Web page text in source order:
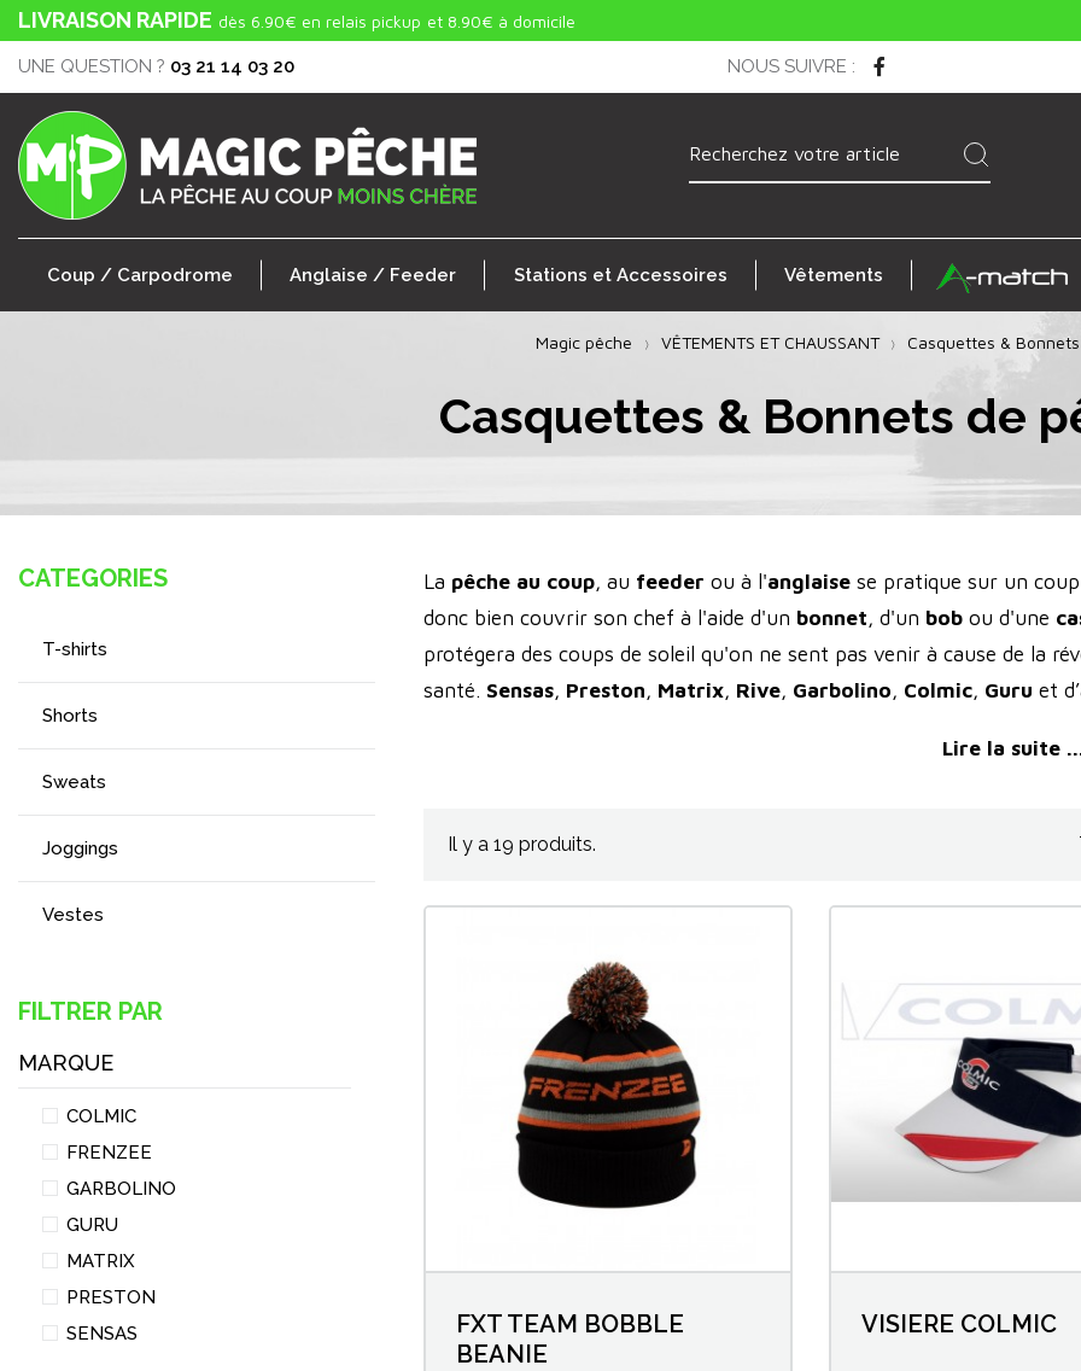
LIVRAISON RAPIDE dès 6.90€ en relais pickup et 8.90€ à domicile
UNE QUESTION ? 03 21 14 03 20 NOUS SUIVRE :
Coup / Carpodrome Anglaise / Feeder Stations et Accessoires Vêtements
Magic pêche VÊTEMENTS ET CHAUSSANT Casquettes & Bonnets
Casquettes & Bonnets de
CATEGORIES
T-shirts
Shorts
Sweats
Joggings
Vestes
Casquettes & Bonnets
Tabliers & Serviettes éponges
FILTRER PAR
MARQUE
COLMIC
FRENZEE
GARBOLINO
GURU
MATRIX
PRESTON
SENSAS
La pêche au coup, au feeder ou à l'anglaise se pratique sur un
donc bien couvrir son chef à l'aide d'un bonnet, d'un bob ou d'une
protégera des coups de soleil qu'on ne sent pas venir à cause de la
santé. Sensas, Preston, Matrix, Rive, Garbolino, Colmic, Guru et
Lire la suite
Il y a 19 produits.
FXT TEAM BOBBLE
BEANIE
VISIERE COLMIC